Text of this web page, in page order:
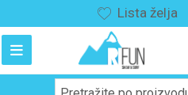
Lista želja